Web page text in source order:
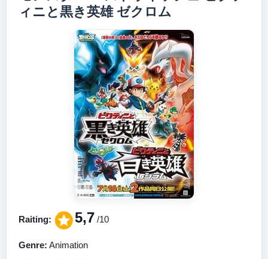
ィニと黒き英雄 ゼクロム
Raiting: 5,7 /10
Genre: Animation